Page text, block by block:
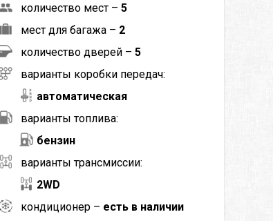
количество мест – 5
мест для багажа – 2
количество дверей – 5
варианты коробки передач:
автоматическая
варианты топлива:
бензин
варианты трансмиссии:
2WD
кондиционер – есть в наличии